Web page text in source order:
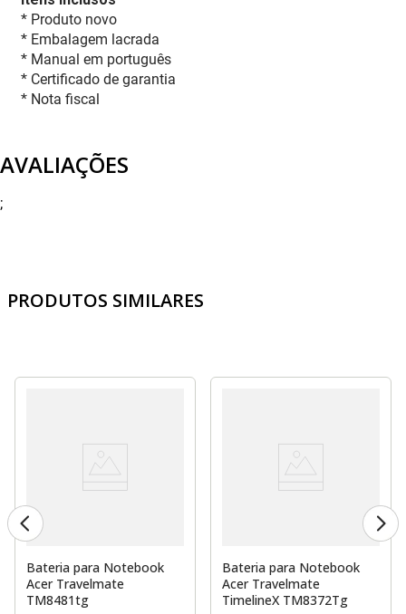
* Produto novo
* Embalagem lacrada
* Manual em português
* Certificado de garantia
* Nota fiscal
AVALIAÇÕES
;
PRODUTOS SIMILARES
Bateria para Notebook
Acer Travelmate
TM8481tg
Bateria para Notebook
Acer Travelmate
TimelineX TM8372Tg